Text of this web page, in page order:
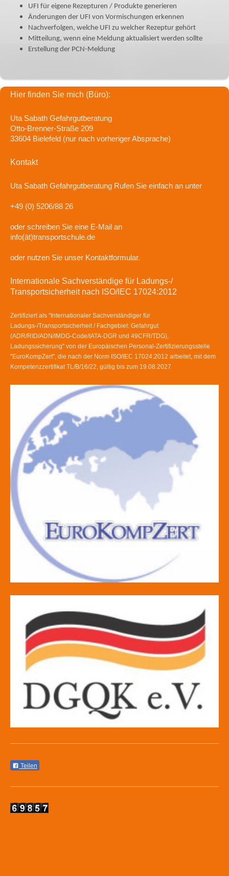
UFI für eigene Rezepturen / Produkte generieren
Änderungen der UFI von Vormischungen erkennen
Nachverfolgen, welche UFI zu welcher Rezeptur gehört
Mitteilung, wenn eine Meldung aktualisiert werden sollte
Erstellung der PCN-Meldung
Hier finden Sie mich (Büro):
Uta Sabath Gefahrgutberatung
Otto-Brenner-Straße 209
33604 Bielefeld (nur nach vorheriger Absprache)
Kontakt
Uta Sabath Gefahrgutberatung Rufen Sie einfach an unter
+49 (0) 5206/88 26
oder schreiben Sie eine E-Mail an
info(ät)transportschule.de
oder nutzen Sie unser Kontaktformular.
Internationale Sachverständige für Ladungs-/
Transportsicherheit nach ISO/IEC 17024:2012
Zertifiziert als "Internationaler Sachverständiger für
Ladungs-/Transportsicherheit / Fachgebiet: Gefahrgut
(ADR/RID/ADN/IMDG-Code/IATA-DGR und 49CFR/TDG),
Ladungssicherung" von der Europäischen Personal-Zertifizierungsstelle
"EuroKompZert", die nach der Norm ISO/IEC 17024:2012 arbeitet, mit dem
Kompetenzzertifikat TL/B/16/22, gültig bis zum 19.08.2027
Teilen